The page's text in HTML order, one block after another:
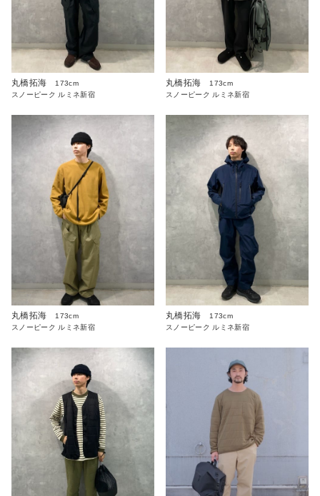
丸橋拓海
173cm
スノーピーク ルミネ新宿
丸橋拓海
173cm
スノーピーク ルミネ新宿
丸橋拓海
173cm
スノーピーク ルミネ新宿
丸橋拓海
173cm
スノーピーク ルミネ新宿